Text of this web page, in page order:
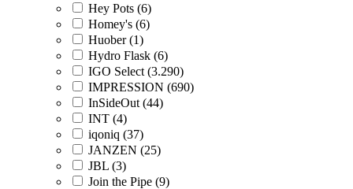
Hey Pots (6)
Homey's (6)
Huober (1)
Hydro Flask (6)
IGO Select (3.290)
IMPRESSION (690)
InSideOut (44)
INT (4)
iqoniq (37)
JANZEN (25)
JBL (3)
Join the Pipe (9)